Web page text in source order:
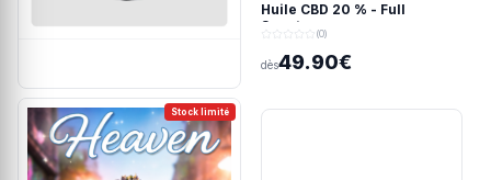
Huile CBD 20 % - Full
Spectrum
(0)
dès49.90€
Stock limité